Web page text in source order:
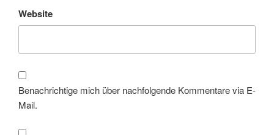
Website
Benachrichtige mich über nachfolgende Kommentare via E-
Mail.